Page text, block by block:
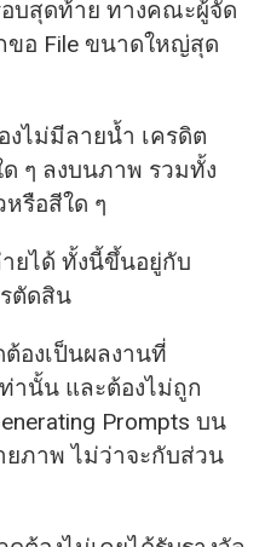
บสุดท้าย ทางคณะผู้จัด
ขอ File ขนาดใหญ่สุด
งไม่มีลายน้ำ เครดิต
ๆ ลงบนภาพ รวมทั้ง
รือสีใด ๆ
ยได้ ทั้งนี้ขึ้นอยู่กับ
ตัดสิน
องเป็นผลงานที่
านั้น และต้องไม่ถูก
Prompts บน
ภาพ ไม่ว่าจะกับส่วน